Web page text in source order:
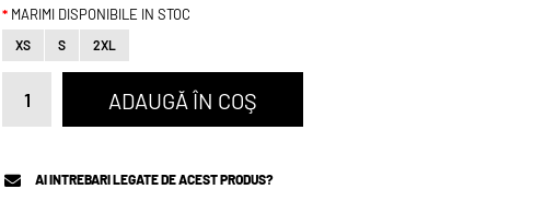
MARIMI DISPONIBILE IN STOC
XS S 2XL
AI INTREBARI LEGATE DE ACEST PRODUS?